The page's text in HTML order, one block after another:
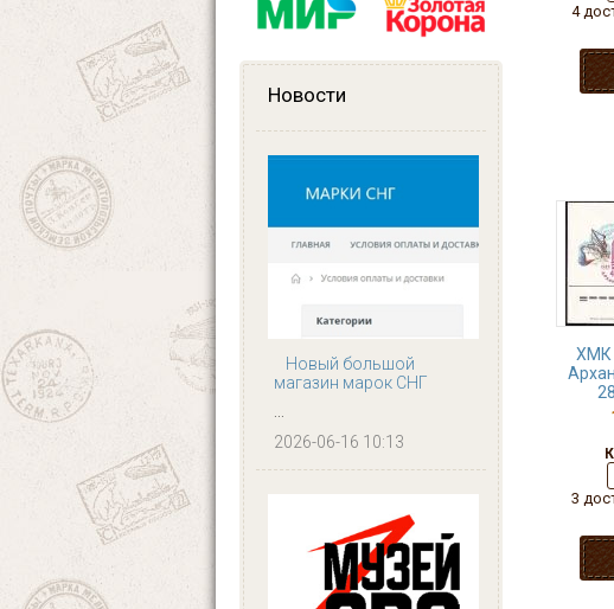
Новости
Новый большой
магазин марок СНГ
...
2026-06-16 10:13
4
ХМК
3